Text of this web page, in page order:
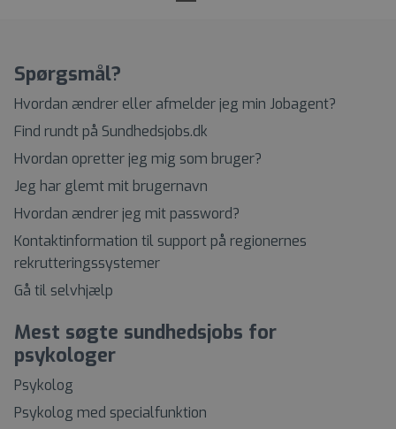
Spørgsmål?
Hvordan ændrer eller afmelder jeg min Jobagent?
Find rundt på Sundhedsjobs.dk
Hvordan opretter jeg mig som bruger?
Jeg har glemt mit brugernavn
Hvordan ændrer jeg mit password?
Kontaktinformation til support på regionernes
rekrutteringssystemer
Gå til selvhjælp
Mest søgte sundhedsjobs for
psykologer
Psykolog
Psykolog med specialfunktion